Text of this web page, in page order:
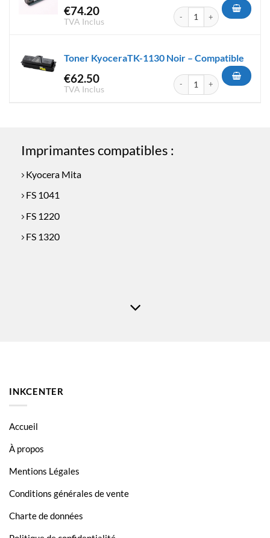
€74.20
TVA Inclus
quantité de Toner
Toner KyoceraTK-1130 Noir – Compatible
€62.50
TVA Inclus
quantité de Toner
Imprimantes compatibles :
Kyocera Mita
FS 1041
FS 1220
FS 1320
INKCENTER
Accueil
À propos
Mentions Légales
Conditions générales de vente
Charte de données